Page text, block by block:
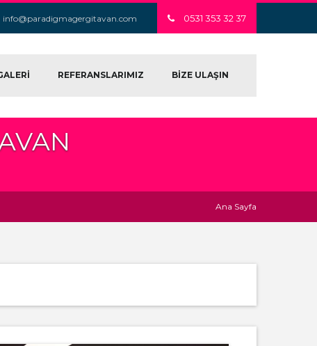
info@paradigmagergitavan.com 0531 353 32 37
REFERANSLARIMIZ BİZE ULAŞIN
Ana Sayfa